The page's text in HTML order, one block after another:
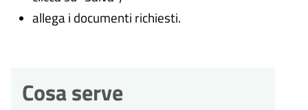
allega i documenti richiesti.
Cosa serve